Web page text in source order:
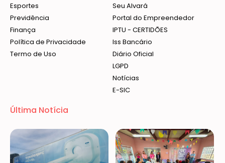
Esportes
Previdência
Finança
Política de Privacidade
Termo de Uso
Seu Alvará
Portal do Empreendedor
IPTU - CERTIDÕES
Iss Bancário
Diário Oficial
LGPD
Notícias
E-SIC
Última Notícia